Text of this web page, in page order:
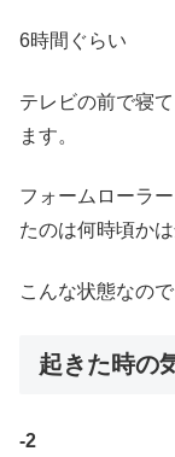
6時間ぐらい
テレビの前で寝
ます。
フォームローラ
たのは何時頃か
こんな状態なの
起きた時の
-2